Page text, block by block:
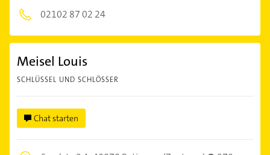
02102 87 02 24
Meisel Louis
SCHLÜSSEL UND SCHLÖSSER
Chat starten